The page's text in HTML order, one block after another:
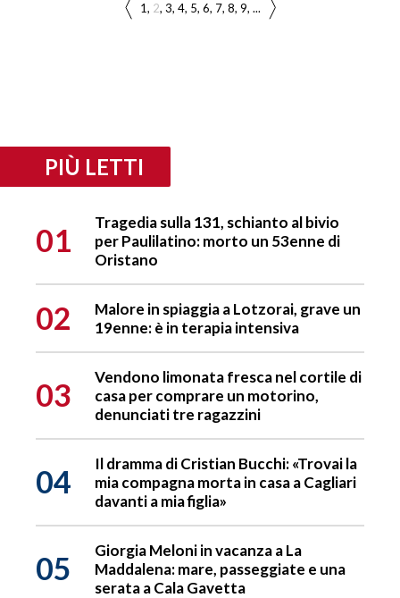
1 2 3 4 5 6 7 8 9 ...
PIÙ LETTI
01
Tragedia sulla 131, schianto al bivio
per Paulilatino: morto un 53enne di
Oristano
02
Malore in spiaggia a Lotzorai, grave un
19enne: è in terapia intensiva
03
Vendono limonata fresca nel cortile di
casa per comprare un motorino,
denunciati tre ragazzini
04
Il dramma di Cristian Bucchi: «Trovai la
mia compagna morta in casa a Cagliari
davanti a mia figlia»
05
Giorgia Meloni in vacanza a La
Maddalena: mare, passeggiate e una
serata a Cala Gavetta